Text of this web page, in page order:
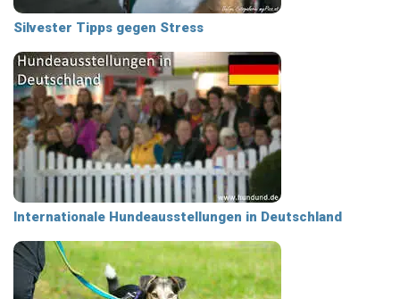
Silvester Tipps gegen Stress
Internationale Hundeausstellungen in Deutschland